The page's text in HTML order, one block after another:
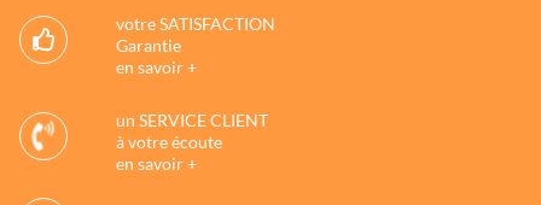
votre SATISFACTION
Garantie
en savoir +
un SERVICE CLIENT
à votre écoute
en savoir +